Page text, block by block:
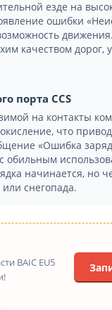
езде на
ошибки
качеством
порта CCS
на контакты
что
«Ошибка
обильным
начинается, но
снегопада.
BAIC EU5